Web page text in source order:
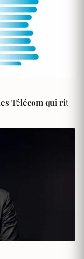
Télécom qui rit